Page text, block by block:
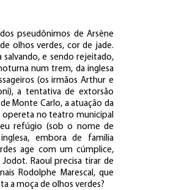
pseudônimos de Arsène
olhos verdes, cor de jade.
e sendo rejeitado,
num trem, da inglesa
(os irmãos Arthur e
a tentativa de extorsão
Monte Carlo, a atuação da
opereta no teatro municipal
refúgio (sob o nome de
embora de família
age com um cúmplice,
Raoul precisa tirar de
Rodolphe Marescal, que
a moça de olhos verdes?